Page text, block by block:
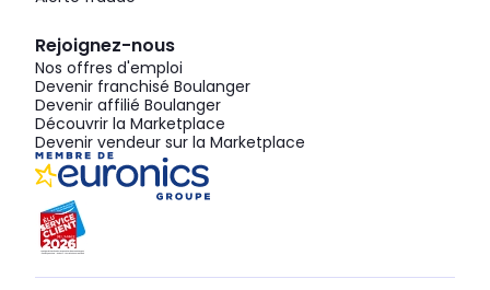
Rejoignez-nous
Nos offres d'emploi
Devenir franchisé Boulanger
Devenir affilié Boulanger
Découvrir la Marketplace
Devenir vendeur sur la Marketplace